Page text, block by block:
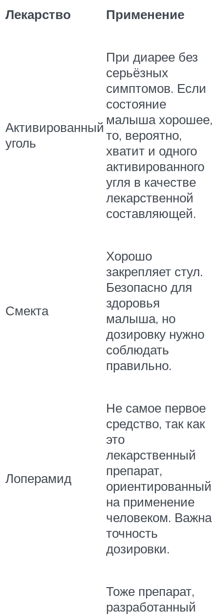
Лекарство Применение
Активированный
уголь
При диарее без
серьёзных
симптомов. Если
состояние
малыша хорошее,
то, вероятно,
хватит и одного
активированного
угля в качестве
лекарственной
составляющей.
Смекта
Хорошо
закрепляет стул.
Безопасно для
здоровья
малыша, но
дозировку нужно
соблюдать
правильно.
Лоперамид
Не самое первое
средство, так как
это
лекарственный
препарат,
ориентированный
на применение
человеком. Важна
точность
дозировки.
Тоже препарат,
разработанный